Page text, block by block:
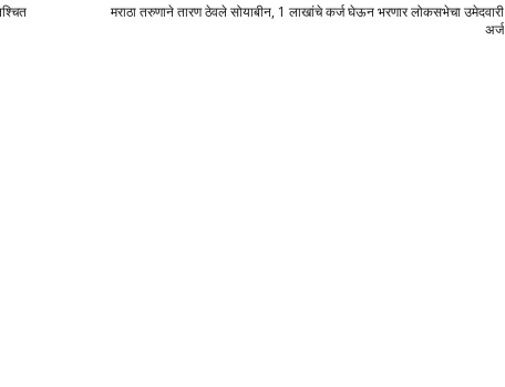
मराठा तरुणाने तारण ठेवले सोयाबीन, 1 लाखांचे कर्ज घेऊन भरणार लोकसभेचा उमेदवारी
अर्ज